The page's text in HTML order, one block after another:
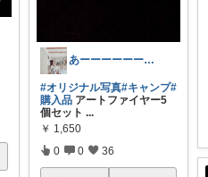
あーーーーーーーい☆経由購入ありがとです
#オリジナル写真#キャンプ#
購入品 アートファイヤー5
個セット ...
￥ 1,650
0 0 36